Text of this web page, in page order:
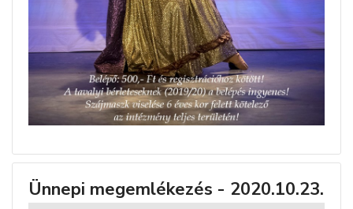
Ünnepi megemlékezés - 2020.10.23.